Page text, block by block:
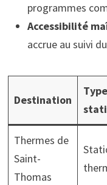
programmes
Accessibilité
accrue au suivi
Destination
Thermes de
Saint-
Thomas